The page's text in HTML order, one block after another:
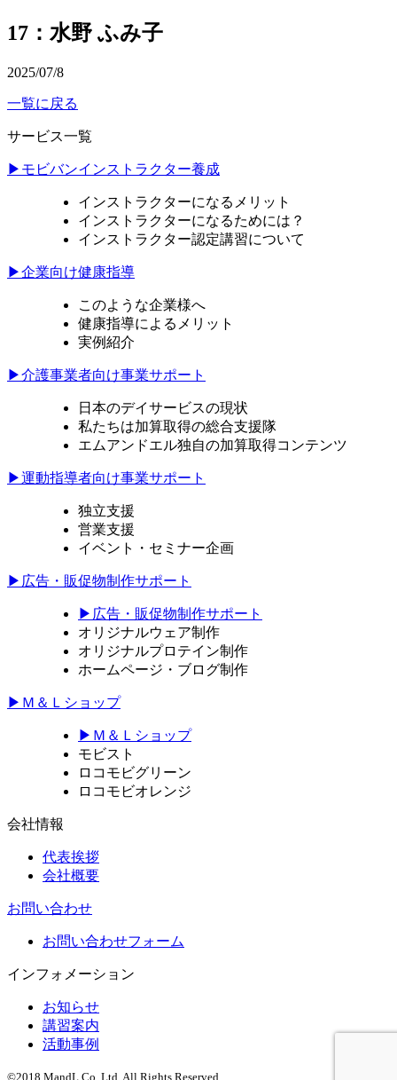
17：水野 ふみ子
2025/07/8
一覧に戻る
サービス一覧
▶モビバンインストラクター養成
インストラクターになるメリット
インストラクターになるためには？
インストラクター認定講習について
▶企業向け健康指導
このような企業様へ
健康指導によるメリット
実例紹介
▶介護事業者向け事業サポート
日本のデイサービスの現状
私たちは加算取得の総合支援隊
エムアンドエル独自の加算取得コンテンツ
▶運動指導者向け事業サポート
独立支援
営業支援
イベント・セミナー企画
▶広告・販促物制作サポート
▶広告・販促物制作サポート
オリジナルウェア制作
オリジナルプロテイン制作
ホームページ・ブログ制作
▶Ｍ＆Ｌショップ
▶Ｍ＆Ｌショップ
モビスト
ロコモビグリーン
ロコモビオレンジ
会社情報
代表挨拶
会社概要
お問い合わせ
お問い合わせフォーム
インフォメーション
お知らせ
講習案内
活動事例
©2018 MandL Co.,Ltd. All Rights Reserved.